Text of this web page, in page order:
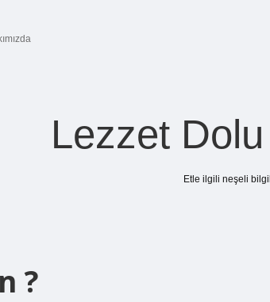
Lezzet
Etle ilgili neşeli
?